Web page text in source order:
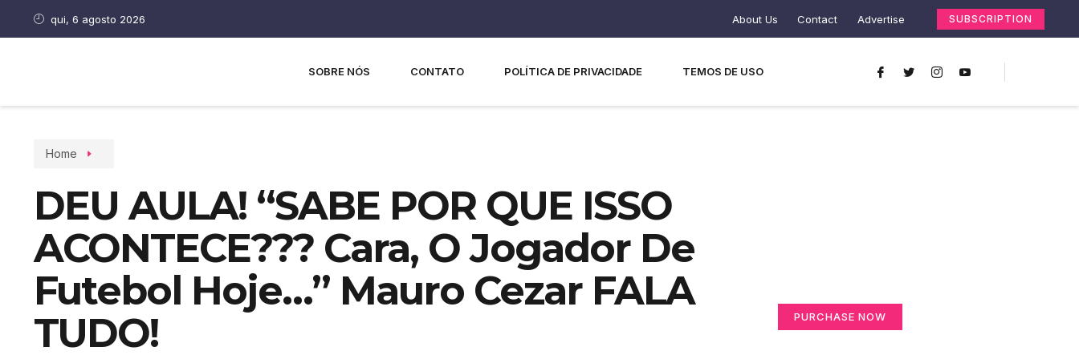
qui, 6 agosto 2026 About Us Contact Advertise SUBSCRIPTION
SOBRE NÓS CONTATO POLÍTICA DE PRIVACIDADE TEMOS DE USO
Home
DEU AULA! “SABE POR QUE ISSO
ACONTECE??? Cara, O Jogador De
Futebol Hoje…” Mauro Cezar FALA
TUDO!
PURCHASE NOW